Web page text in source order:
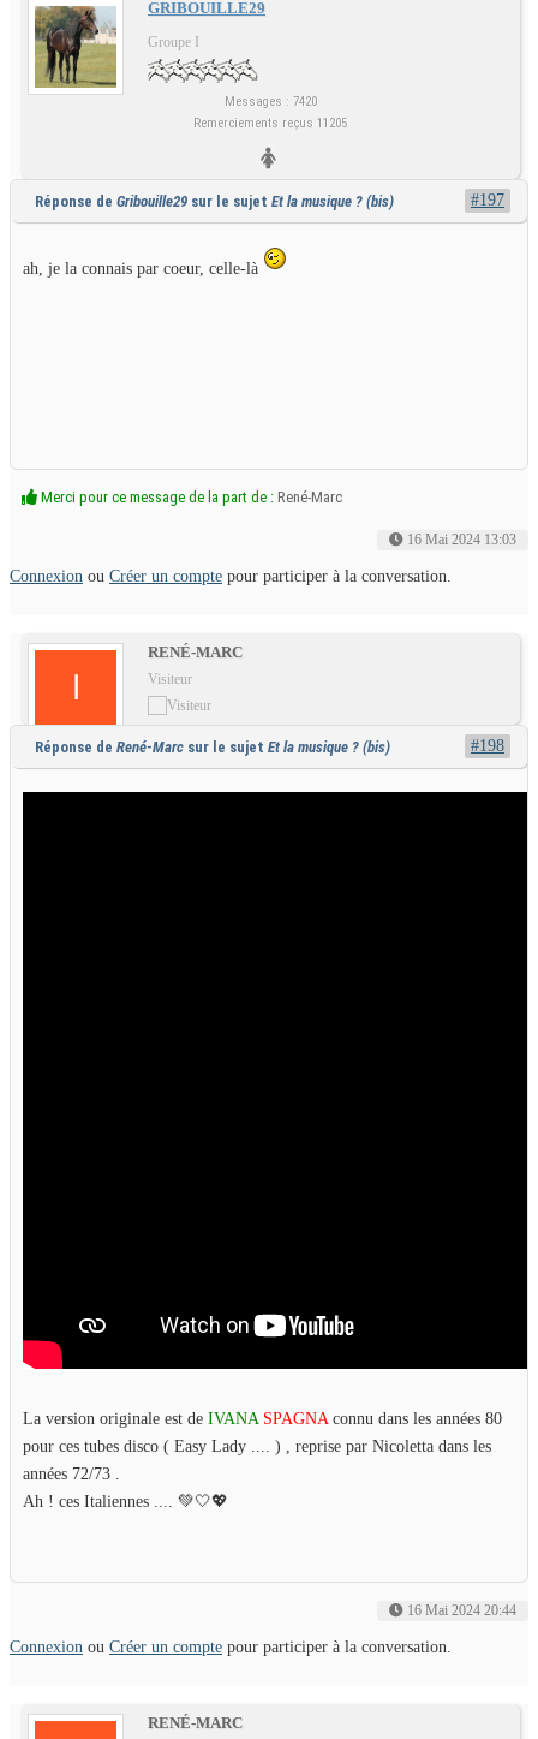
GRIBOUILLE29
Groupe I
Messages : 7420
Remerciements reçus 11205
Réponse de Gribouille29 sur le sujet Et la musique ? (bis)
ah, je la connais par coeur, celle-là
Merci pour ce message de la part de : René-Marc
16 Mai 2024 13:03
#197
Connexion ou Créer un compte pour participer à la conversation.
RENÉ-MARC
Visiteur
Réponse de René-Marc sur le sujet Et la musique ? (bis)
La version originale est de IVANA SPAGNA connu dans les années 80
pour ces tubes disco ( Easy Lady .... ) , reprise par Nicoletta dans les
années 72/73 .
Ah ! ces Italiennes .... 💚🤍💖
16 Mai 2024 20:44
#198
Connexion ou Créer un compte pour participer à la conversation.
RENÉ-MARC